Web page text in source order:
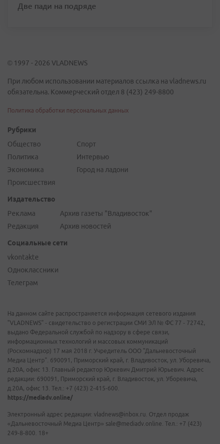
Две пади на подряде
© 1997 - 2026 VLADNEWS
При любом использовании материалов ссылка на vladnews.ru
обязательна. Коммерческий отдел 8 (423) 249-8800
Политика обработки персональных данных
Рубрики
Общество
Политика
Экономика
Происшествия
Спорт
Интервью
Город на ладони
Издательство
Реклама
Редакция
Архив газеты "Владивосток"
Архив новостей
Социальные сети
vkontakte
Одноклассники
Телеграм
На данном сайте распространяется информация сетевого издания
"VLADNEWS" - свидетельство о регистрации СМИ ЭЛ № ФС 77 - 72742,
выдано Федеральной службой по надзору в сфере связи,
информационных технологий и массовых коммуникаций
(Роскомнадзор) 17 мая 2018 г. Учредитель ООО "Дальневосточный
Медиа Центр". 690091, Приморский край, г. Владивосток, ул. Уборевича,
д.20А, офис 13. Главный редактор Юркевич Дмитрий Юрьевич. Адрес
редакции: 690091, Приморский край, г. Владивосток, ул. Уборевича,
д.20А, офис 13. Тел.: +7 (423) 2-415-600.
https://mediadv.online/
Электронный адрес редакции: vladnews@inbox.ru. Отдел продаж
«Дальневосточный Медиа Центр» sale@mediadv.online. Тел.: +7 (423)
249-8-800. 18+